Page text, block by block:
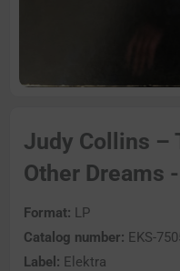
Judy Collins –
Other Dreams
Format: LP
Catalog number: EKS-
Label: Elektra